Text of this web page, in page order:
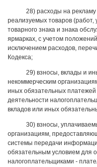
28) расходы на
реализуемых товаров (работ,
товарного знака и знака
ярмарках, с учетом положений
исключением расходов,
Кодекса;
29) взносы, вклады и
некоммерческим
иных обязательных
деятельности
вкладов или иных
30) взносы,
организациям,
системы передачи
обязательным условием для
налогоплательщиками -